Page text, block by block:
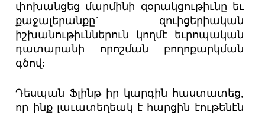
փոխանցեց մարմինի զօրակցութիւնը եւ
քաջալերանքը` զուիցերիական
իշխանութիւններուն կողմէ եւրոպական
դատարանի որոշման բողոքարկման
գծով:
Դեսպան Ֆլինթ իր կարգին հաստատեց,
որ ինք լաւատեղեակ է հարցին էութենէն